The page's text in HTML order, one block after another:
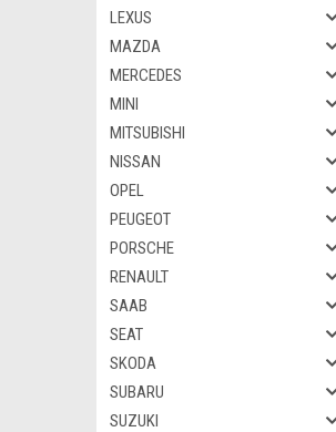
LEXUS
MAZDA
MERCEDES
MINI
MITSUBISHI
NISSAN
OPEL
PEUGEOT
PORSCHE
RENAULT
SAAB
SEAT
SKODA
SUBARU
SUZUKI